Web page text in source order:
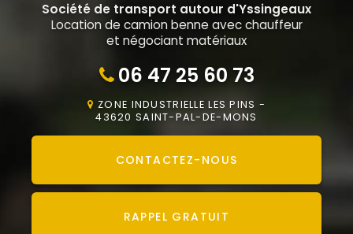
Société de transport autour d'Yssingeaux
Location de camion benne avec chauffeur
et négociant matériaux
06 47 25 60 73
ZONE INDUSTRIELLE LES PINS -
43620 SAINT-PAL-DE-MONS
CONTACTEZ- NOUS
RAPPEL GRATUIT